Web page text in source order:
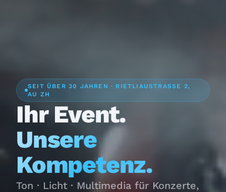
SEIT ÜBER 30 JAHREN · RIETLIAUSTRASSE 2,
AU ZH
Ihr Event.
Unsere
Kompetenz.
Ton · Licht · Multimedia für Konzerte,